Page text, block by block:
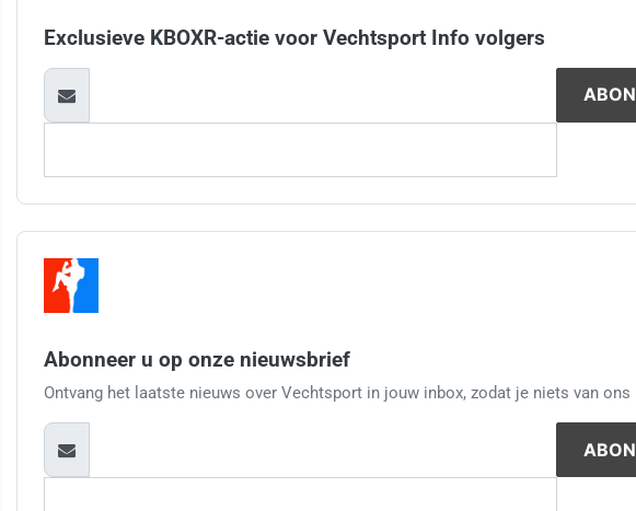
Exclusieve KBOXR-actie voor Vechtsport Info volgers
Abonneer u op onze nieuwsbrief
Ontvang het laatste nieuws over Vechtsport in jouw inbox, zodat je niets van ons